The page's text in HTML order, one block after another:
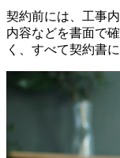
契約前には、工事
内容などを書面で
く、すべて契約書